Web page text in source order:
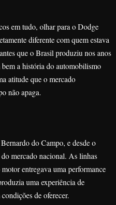
em tudo, olhar para o Dodge
diferente com quem estava
que o Brasil produziu nos anos
a história do automobilismo
atitude que o mercado
não apaga.
do Campo, e desde o
mercado nacional. As linhas
entregava uma performance
uma experiência de
de oferecer.